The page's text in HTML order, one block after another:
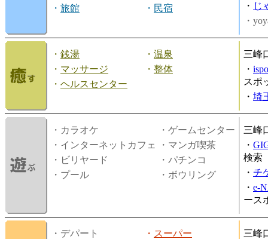
・ 旅館 ・ 民宿
・ じ
・
・ 銭湯 ・ 温泉
・ マッサージ ・ 整体
・ ヘルスセンター
三峰
・
スポ
・ 埼
・カラオケ
・ゲームセンター
・インターネットカフェ
・マンガ喫茶
・ビリヤード
・パチンコ
・プール
・ボウリング
三峰
・
検索
・ チ
・ e-
ース
・デパート ・ スーパー
三峰